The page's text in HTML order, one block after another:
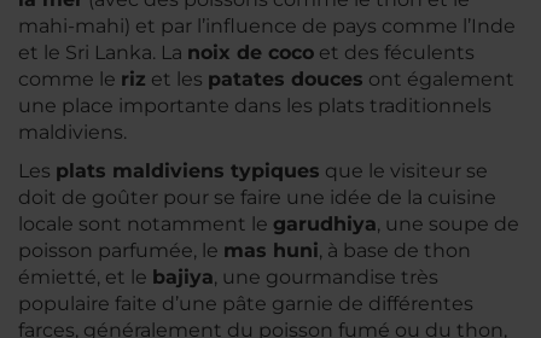
mahi-mahi) et par l’influence de pays comme l’Inde
et le Sri Lanka. La noix de coco et des féculents
comme le riz et les patates douces ont également
une place importante dans les plats traditionnels
maldiviens.
Les plats maldiviens typiques que le visiteur se
doit de goûter pour se faire une idée de la cuisine
locale sont notamment le garudhiya, une soupe de
poisson parfumée, le mas huni, à base de thon
émietté, et le bajiya, une gourmandise très
populaire faite d’une pâte garnie de différentes
farces, généralement du poisson fumé ou du thon,